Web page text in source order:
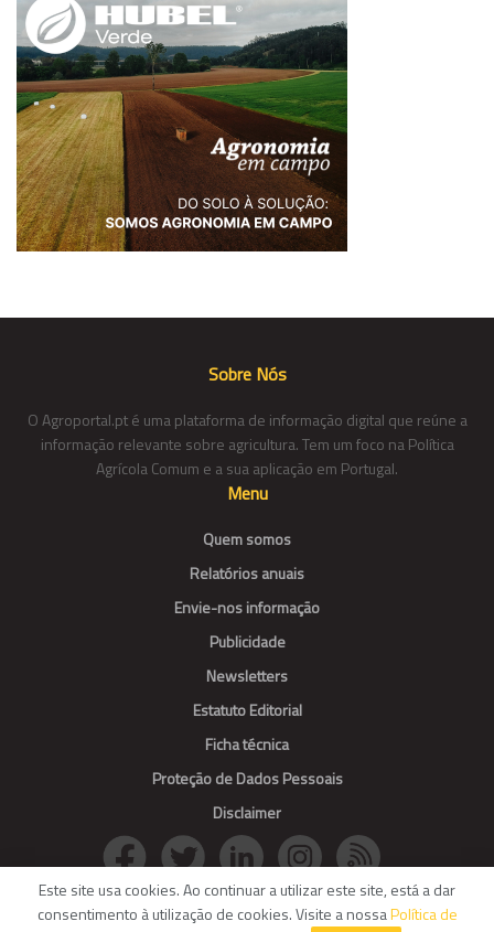
Sobre Nós
O Agroportal.pt é uma plataforma de informação digital que reúne a
informação relevante sobre agricultura. Tem um foco na Política
Agrícola Comum e a sua aplicação em Portugal.
Menu
Quem somos
Relatórios anuais
Envie-nos informação
Publicidade
Newsletters
Estatuto Editorial
Ficha técnica
Proteção de Dados Pessoais
Disclaimer
Este site usa cookies. Ao continuar a utilizar este site, está a dar
consentimento à utilização de cookies. Visite a nossaPolítica de